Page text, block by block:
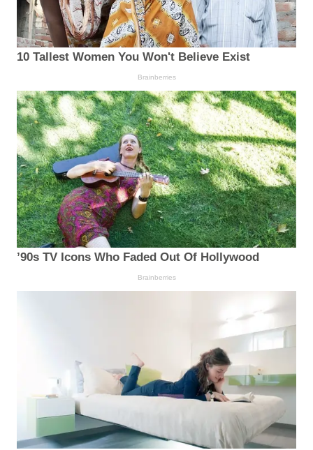
10 Tallest Women You Won't Believe Exist
Brainberries
’90s TV Icons Who Faded Out Of Hollywood
Brainberries